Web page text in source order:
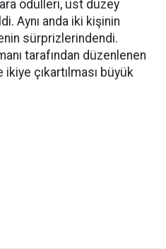
ödülleri, üst düzey
Aynı anda iki kişinin
sürprizlerindendi.
tarafından düzenlenen
çıkartılması büyük